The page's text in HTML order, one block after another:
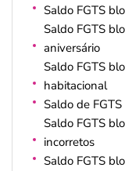
Saldo FGTS
Saldo FGTS
aniversário
Saldo FGTS
habitacional
Saldo de
Saldo FGTS
incorretos
Saldo FGTS